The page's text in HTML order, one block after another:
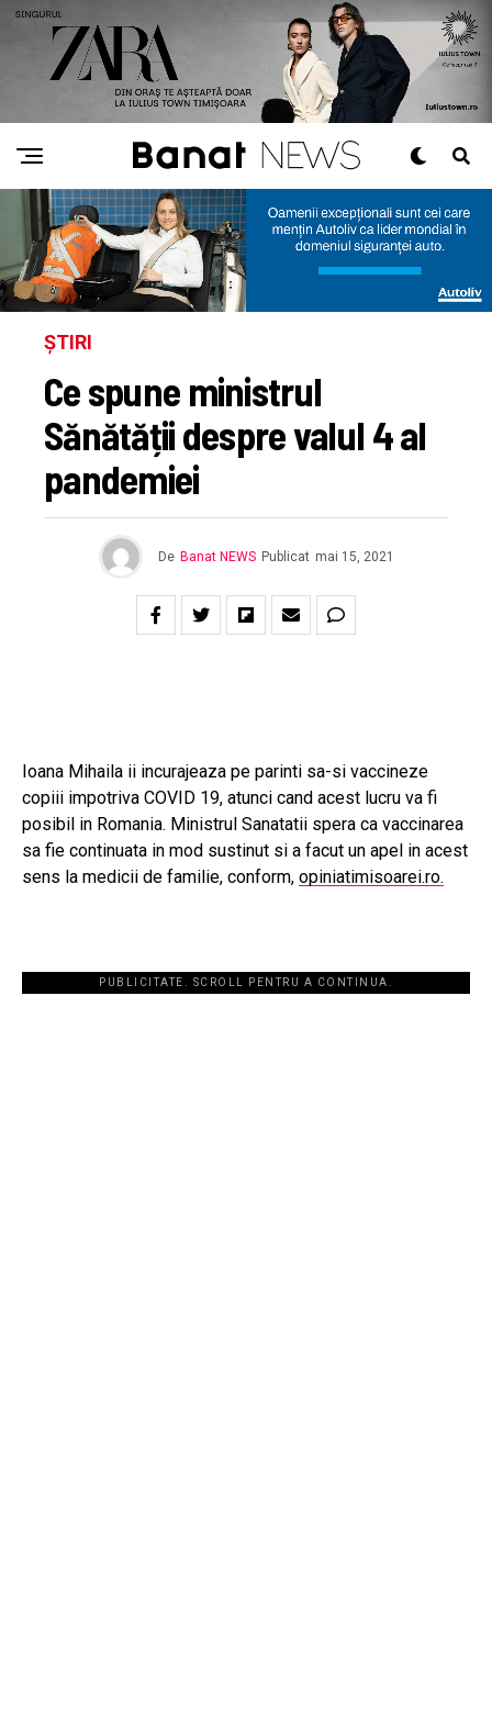
ȘTIRI
Ce spune ministrul
Sănătății despre valul 4 al
pandemiei
De Banat NEWS Publicat mai 15, 2021
Ioana Mihaila ii incurajeaza pe parinti sa-si vaccineze
copiii impotriva COVID 19, atunci cand acest lucru va fi
posibil in Romania. Ministrul Sanatatii spera ca vaccinarea
sa fie continuata in mod sustinut si a facut un apel in acest
sens la medicii de familie, conform, opiniatimisoarei.ro.
PUBLICITATE. SCROLL PENTRU A CONTINUA.